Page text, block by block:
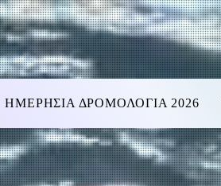
ΗΜΕΡΗΣΙΑ ΔΡΟΜΟΛΟΓΙΑ 2026